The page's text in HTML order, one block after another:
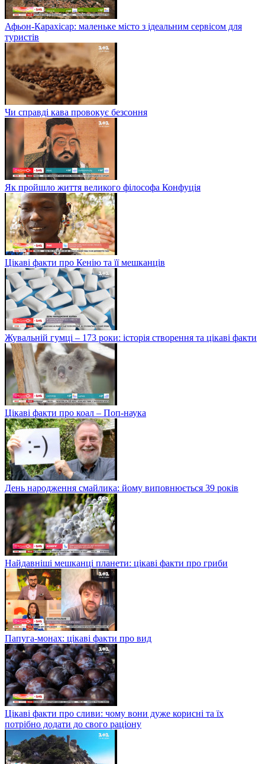
Афьон-Карахісар: маленьке місто з ідеальним сервісом для
туристів
Чи справді кава провокує безсоння
Як пройшло життя великого філософа Конфуція
Цікаві факти про Кенію та її мешканців
Жувальній гумці – 173 роки: історія створення та цікаві факти
Цікаві факти про коал – Поп-наука
День народження смайлика: йому виповнюється 39 років
Найдавніші мешканці планети: цікаві факти про гриби
Папуга-монах: цікаві факти про вид
Цікаві факти про сливи: чому вони дуже корисні та їх
потрібно додати до свого раціону